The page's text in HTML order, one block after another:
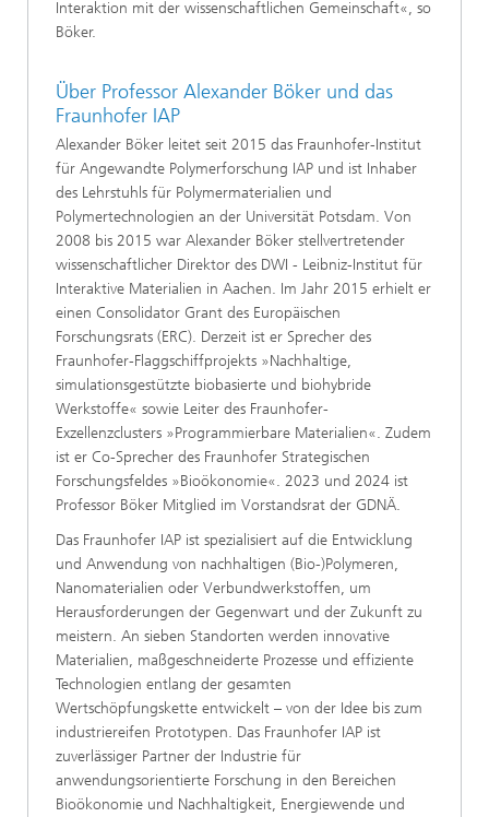
Interaktion mit der wissenschaftlichen Gemeinschaft«, so
Böker.
Über Professor Alexander Böker und das
Fraunhofer IAP
Alexander Böker leitet seit 2015 das Fraunhofer-Institut
für Angewandte Polymerforschung IAP und ist Inhaber
des Lehrstuhls für Polymermaterialien und
Polymertechnologien an der Universität Potsdam. Von
2008 bis 2015 war Alexander Böker stellvertretender
wissenschaftlicher Direktor des DWI - Leibniz-Institut für
Interaktive Materialien in Aachen. Im Jahr 2015 erhielt er
einen Consolidator Grant des Europäischen
Forschungsrats (ERC). Derzeit ist er Sprecher des
Fraunhofer-Flaggschiffprojekts »Nachhaltige,
simulationsgestützte biobasierte und biohybride
Werkstoffe« sowie Leiter des Fraunhofer-
Exzellenzclusters »Programmierbare Materialien«. Zudem
ist er Co-Sprecher des Fraunhofer Strategischen
Forschungsfeldes »Bioökonomie«. 2023 und 2024 ist
Professor Böker Mitglied im Vorstandsrat der GDNÄ.
Das Fraunhofer IAP ist spezialisiert auf die Entwicklung
und Anwendung von nachhaltigen (Bio-)Polymeren,
Nanomaterialien oder Verbundwerkstoffen, um
Herausforderungen der Gegenwart und der Zukunft zu
meistern. An sieben Standorten werden innovative
Materialien, maßgeschneiderte Prozesse und effiziente
Technologien entlang der gesamten
Wertschöpfungskette entwickelt – von der Idee bis zum
industriereifen Prototypen. Das Fraunhofer IAP ist
zuverlässiger Partner der Industrie für
anwendungsorientierte Forschung in den Bereichen
Bioökonomie und Nachhaltigkeit, Energiewende und